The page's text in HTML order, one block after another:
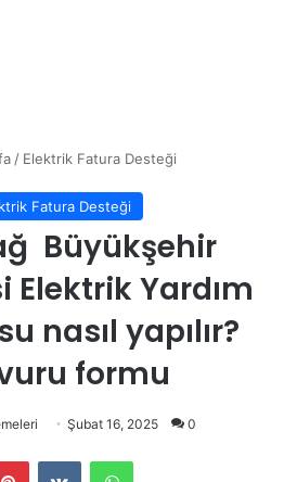
/ Elektrik Fatura Desteği
Fatura Desteği
Büyükşehir
Elektrik Yardım
nasıl yapılır?
formu
Şubat 16, 2025 0